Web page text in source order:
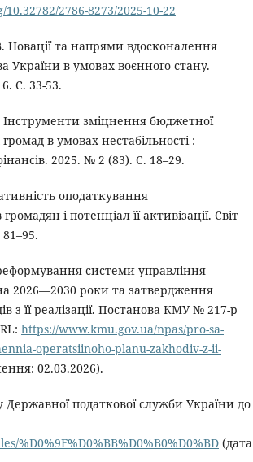
2786-8273/2025-10-22
Новації та напрями вдосконалення
України в умовах воєнного стану.
С. 33-53.
зміцнення бюджетної
в умовах нестабільності :
2025. № 2 (83). С. 18–29.
оподаткування
і потенціал її активізації. Світ
системи управління
2026—2030 роки та затвердження
з її реалізації. Постанова КМУ № 217-р
https://www.kmu.gov.ua/npas/pro-sa-
operatsiinoho-planu-zakhodiv-z-ii-
02.03.2026).
податкової служби України до
%D0%9F%D0%BB%D0%B0%D0%BD (дата